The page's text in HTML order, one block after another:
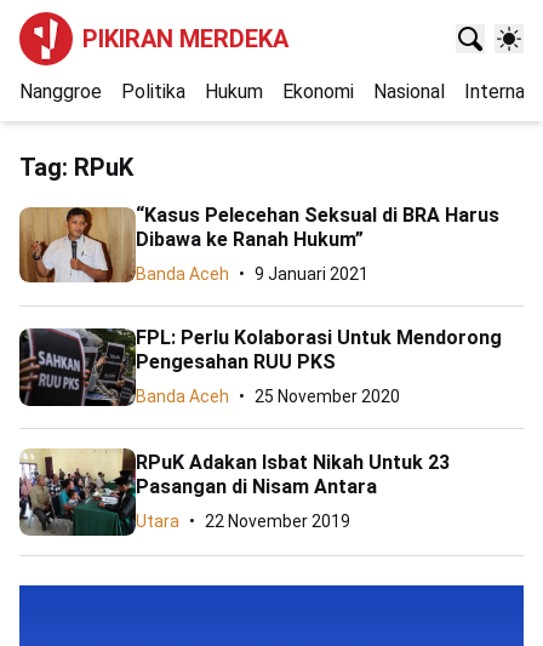
PIKIRAN MERDEKA
Nanggroe Politika Hukum Ekonomi Nasional
Tag: RPuK
“Kasus Pelecehan Seksual di BRA Harus
Dibawa ke Ranah Hukum”
Banda Aceh 9 Januari 2021
FPL: Perlu Kolaborasi Untuk Mendorong
Pengesahan RUU PKS
Banda Aceh 25 November 2020
RPuK Adakan Isbat Nikah Untuk 23
Pasangan di Nisam Antara
Utara 22 November 2019